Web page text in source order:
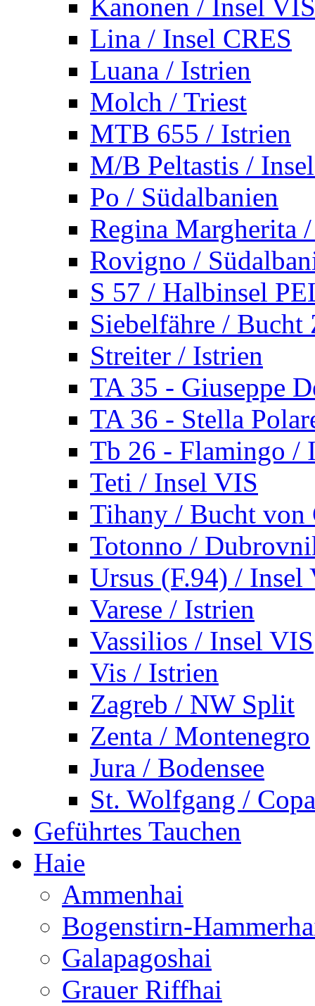
Kanonen / Insel VIS
Lina / Insel CRES
Luana / Istrien
Molch / Triest
MTB 655 / Istrien
M/B Peltastis /
Po / Südalbanien
Regina Margherita
Rovigno /
S 57 / Halbinsel
Siebelfähre / Bucht
Streiter / Istrien
TA 35 - Giuseppe
TA 36 - Stella
Tb 26 - Flamingo /
Teti / Insel VIS
Tihany / Bucht von
Totonno /
Ursus (F.94) / Insel
Varese / Istrien
Vassilios / Insel VIS
Vis / Istrien
Zagreb / NW Split
Zenta / Montenegro
Jura / Bodensee
St. Wolfgang /
Geführtes Tauchen
Haie
Ammenhai
Bogenstirn-
Galapagoshai
Grauer Riffhai